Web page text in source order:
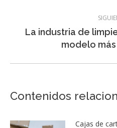
La industria de
modelo
Contenidos
Cajas de